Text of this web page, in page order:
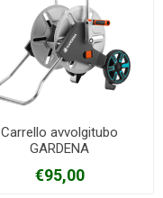
Carrello avvolgitubo
GARDENA
€95,00